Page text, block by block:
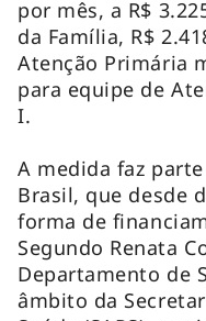
por mês, a R$
da Família, R$
Atenção Primária
para equipe de
I.
A medida faz
Brasil, que desde
forma de
Segundo Renata
Departamento de
âmbito da